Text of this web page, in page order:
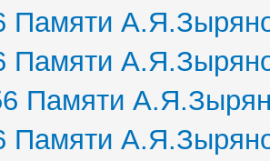
Памяти
Памяти
Памяти
Памяти